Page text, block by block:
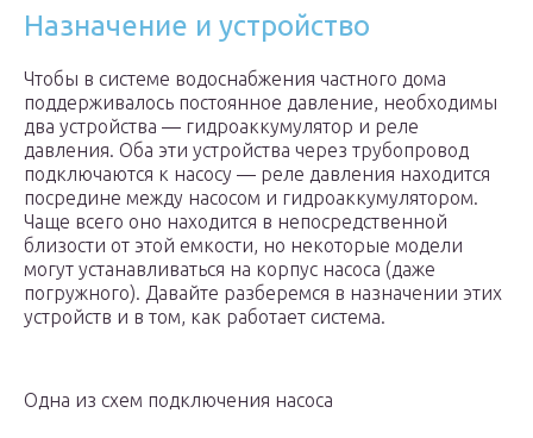
Назначение и устройство
Чтобы в системе водоснабжения частного дома
поддерживалось постоянное давление, необходимы
два устройства — гидроаккумулятор и реле
давления. Оба эти устройства через трубопровод
подключаются к насосу — реле давления находится
посредине между насосом и гидроаккумулятором.
Чаще всего оно находится в непосредственной
близости от этой емкости, но некоторые модели
могут устанавливаться на корпус насоса (даже
погружного). Давайте разберемся в назначении этих
устройств и в том, как работает система.
Одна из схем подключения насоса